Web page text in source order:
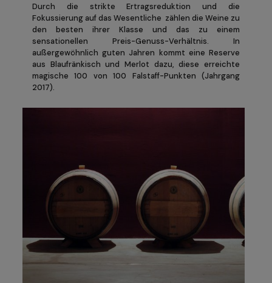
Durch die strikte Ertragsreduktion und die
Fokussierung auf das Wesentliche zählen die Weine zu
den besten ihrer Klasse und das zu einem
sensationellen Preis-Genuss-Verhältnis. In
außergewöhnlich guten Jahren kommt eine Reserve
aus Blaufränkisch und Merlot dazu, diese erreichte
magische 100 von 100 Falstaff-Punkten (Jahrgang
2017).